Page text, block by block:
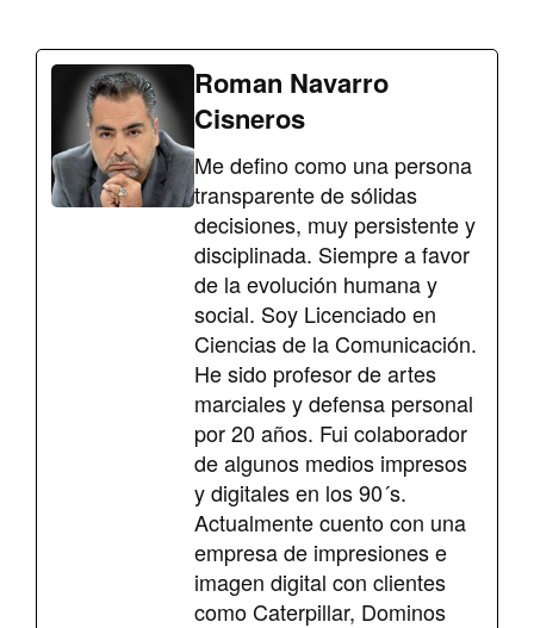
Roman Navarro
Cisneros
Me defino como una persona
transparente de sólidas
decisiones, muy persistente y
disciplinada. Siempre a favor
de la evolución humana y
social. Soy Licenciado en
Ciencias de la Comunicación.
He sido profesor de artes
marciales y defensa personal
por 20 años. Fui colaborador
de algunos medios impresos
y digitales en los 90´s.
Actualmente cuento con una
empresa de impresiones e
imagen digital con clientes
como Caterpillar, Dominos